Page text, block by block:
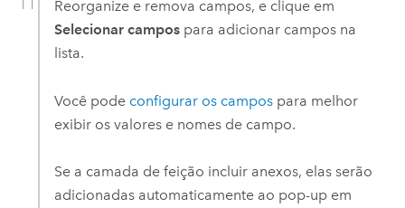
Reorganize e remova campos, e clique em
Selecionar campospara adicionar campos na
lista.
Você pode configurar os campospara melhor
exibir os valores e nomes de campo.
Se a camada de feição incluir anexos, elas serão
adicionadas automaticamente ao pop-up em